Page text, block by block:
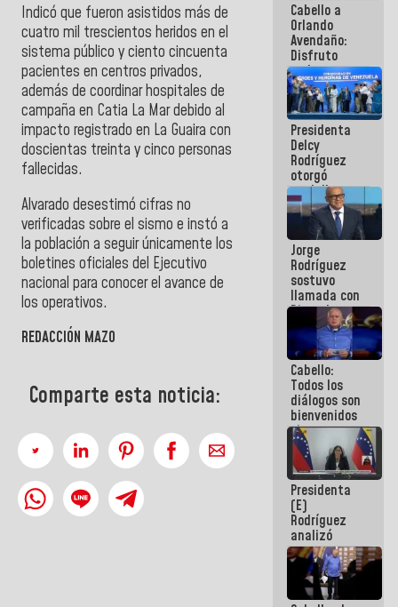
Indicó que fueron asistidos más de
cuatro mil trescientos heridos en el
sistema público y ciento cincuenta
pacientes en centros privados,
además de coordinar hospitales de
campaña en Catia La Mar debido al
impacto registrado en La Guaira con
doscientas treinta y cinco personas
fallecidas.
Alvarado desestimó cifras no
verificadas sobre el sismo e instó a
la población a seguir únicamente los
boletines oficiales del Ejecutivo
nacional para conocer el avance de
los operativos.
REDACCIÓN MAZO
Comparte esta noticia:
Cabello a
Orlando
Avendaño:
Disfruto
cada vez
que escribes
porque lo
que haces
es
embarrarla
Presidenta
Delcy
Rodríguez
otorgó
medalla
"Héroe de
Venezuela"
a servidores
públicos
Jorge
Rodríguez
sostuvo
llamada con
Dinorah
Figuera y
acuerdan
primer
encuentro
presencial
para el
diálogo
Cabello:
Todos los
diálogos son
bienvenidos
siempre que
estén en el
marco de la
Constitución
de la
República
Presidenta
(E)
Rodríguez
analizó
junto a
gobernadores
planes de
recuperación